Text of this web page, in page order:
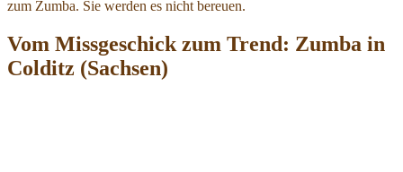
zum Zumba. Sie werden es nicht bereuen.
Vom Missgeschick zum Trend: Zumba in
Colditz (Sachsen)